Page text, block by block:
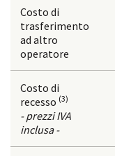
Costo di
trasferimento
ad altro
operatore
Costo di
recesso (3)
- prezzi IVA
inclusa -